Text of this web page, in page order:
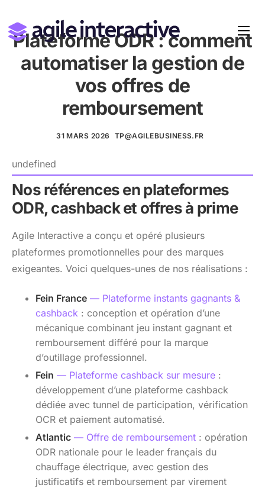
Plateforme ODR : comment
automatiser la gestion de
vos offres de
remboursement
31 MARS 2026 TP@AGILEBUSINESS.FR
undefined
Nos références en plateformes
ODR, cashback et offres à prime
Agile Interactive a conçu et opéré plusieurs
plateformes promotionnelles pour des marques
exigeantes. Voici quelques-unes de nos réalisations :
Fein France — Plateforme instants gagnants &
cashback : conception et opération d’une
mécanique combinant jeu instant gagnant et
remboursement différé pour la marque
d’outillage professionnel.
Fein — Plateforme cashback sur mesure :
développement d’une plateforme cashback
dédiée avec tunnel de participation, vérification
OCR et paiement automatisé.
Atlantic — Offre de remboursement : opération
ODR nationale pour le leader français du
chauffage électrique, avec gestion des
justificatifs et remboursement par virement